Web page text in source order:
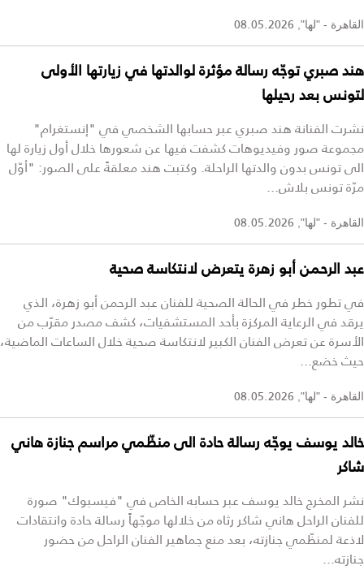
القاهرة - "لها", 08.05.2026
هند صبري توجّه رسالة مؤثرة لوالدتها في زيارتها الأولى
لتونس بعد رحيلها
نشرت الفنانة هند صبري عبر حسابها الشخصي في "إنستغرام"
مجموعة صور وفيديوهات كشفت فيها عن شعورها خلال أول زيارة لها
الى تونس بدون والدتها الراحلة. وكتبت هند معلقةً على الصور: "أوّل
مرّة تونس بلاش...
القاهرة - "لها", 08.05.2026
عبد الرحمن أبو زهرة يتعرض لانتكاسة صحية
في تطور خطر في الحالة الصحية للفنان عبد الرحمن أبو زهرة، الذي
يرقد في الرعاية المركزة بأحد المستشفيات، كشف مصدر مقرّب من
الأسرة عن تعرض الفنان الكبير لانتكاسة صحية خلال الساعات الماضية،
حيث خضع...
القاهرة - "لها", 08.05.2026
خالد يوسف يوجّه رسالة حادة الى منظّمي مراسم جنازة هاني
شاكر
نشر المخرج خالد يوسف عبر حسابه الخاص في "فيسبوك" صورة
للفنان الراحل هاني شاكر رثاه من خلالها موجّهاً رسالة حادة وانتقادات
لاذعة لمنظّمي جنازته، بعد منع جماهير الفنان الراحل من حضور
جنازته...